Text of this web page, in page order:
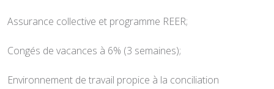
Assurance collective et programme REER;
Congés de vacances à 6% (3 semaines);
Environnement de travail propice à la conciliation